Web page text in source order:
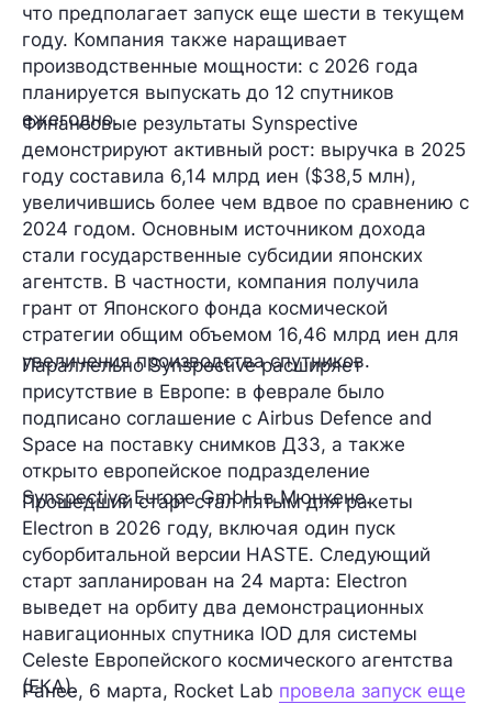
что предполагает запуск еще шести в текущем
году. Компания также наращивает
производственные мощности: с 2026 года
планируется выпускать до 12 спутников
ежегодно.
Финансовые результаты Synspective
демонстрируют активный рост: выручка в 2025
году составила 6,14 млрд иен ($38,5 млн),
увеличившись более чем вдвое по сравнению с
2024 годом. Основным источником дохода
стали государственные субсидии японских
агентств. В частности, компания получила
грант от Японского фонда космической
стратегии общим объемом 16,46 млрд иен для
увеличения производства спутников.
Параллельно Synspective расширяет
присутствие в Европе: в феврале было
подписано соглашение с Airbus Defence and
Space на поставку снимков ДЗЗ, а также
открыто европейское подразделение
Synspective Europe GmbH в Мюнхене.
Прошедший старт стал пятым для ракеты
Electron в 2026 году, включая один пуск
суборбитальной версии HASTE. Следующий
старт запланирован на 24 марта: Electron
выведет на орбиту два демонстрационных
навигационных спутника IOD для системы
Celeste Европейского космического агентства
(ЕКА).
Ранее, 6 марта, Rocket Lab провела запуск еще